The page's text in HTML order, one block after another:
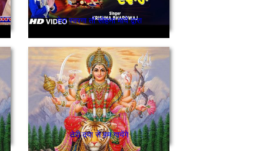
तेरा स्वरगा तो सोहना माये द्वारा
तेरी दया से हम गायेंगे